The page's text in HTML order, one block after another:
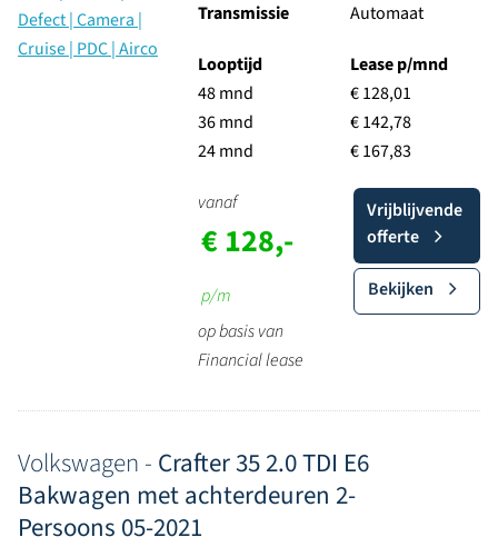
Transmissie
Automaat
Looptijd
48 mnd
36 mnd
24 mnd
Lease p/mnd
€ 128,01
€ 142,78
€ 167,83
vanaf
€ 128,-
p/m
op basis van
Financial lease
Vrijblijvende
offerte
Bekijken
Volkswagen - Crafter 35 2.0 TDI E6
Bakwagen met achterdeuren 2-
Persoons 05-2021